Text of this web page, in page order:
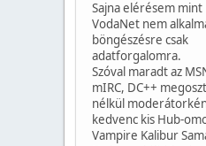
Sajna elérésem mint
VodaNet nem
böngészésre csak
adatforgalomra.
Szóval maradt az
mIRC, DC++
nélkül
kedvenc kis Hub-
Vampire Kalibur